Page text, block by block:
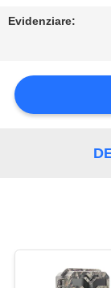
NOTIZIE
DEL
Evidenziare: